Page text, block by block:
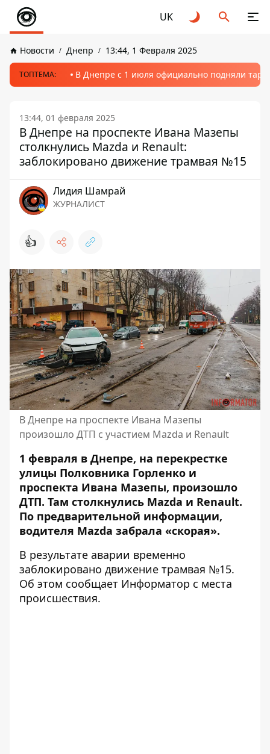
UK
Новости Днепр 13:44, 1 Февраля 2025
ТОПТЕМА: В Днепре с 1 июля официально подняли
13:44, 01 февраля 2025
В Днепре на проспекте Ивана Мазепы
столкнулись Mazda и Renault:
заблокировано движение трамвая №15
Лидия Шамрай
ЖУРНАЛИСТ
👍
В Днепре на проспекте Ивана Мазепы
произошло ДТП с участием Mazda и Renault
1 февраля в Днепре, на перекрестке
улицы Полковника Горленко и
проспекта Ивана Мазепы, произошло
ДТП. Там столкнулись Mazda и Renault.
По предварительной информации,
водителя Mazda забрала «скорая».
В результате аварии временно
заблокировано движение трамвая №15.
Об этом сообщает Информатор с места
происшествия.